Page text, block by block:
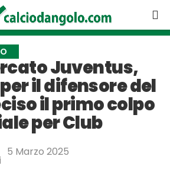
Juventus,
il difensore del
il primo colpo
per Club
5 Marzo 2025